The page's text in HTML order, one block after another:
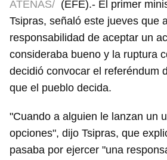
ATENAS/ (EFE).- El primer
Tsipras, señaló este jueves que
responsabilidad de aceptar un
consideraba bueno y la ruptura
decidió convocar el referéndum
que el pueblo decida.
"Cuando a alguien le lanzan un
opciones", dijo Tsipras, que
pasaba por ejercer "una